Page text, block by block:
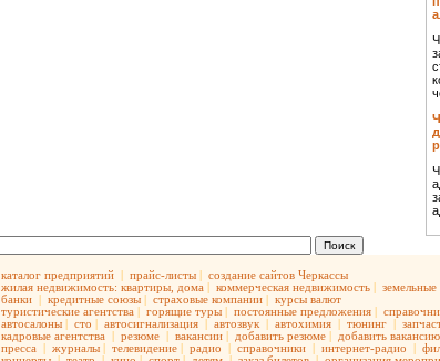
каталог предприятий | прайс-листы | создание сайтов Черкассы
жилая недвижимость: квартиры, дома | коммерческая недвижимость | земельные
банки | кредитные союзы | страховые компании | курсы валют
туристические агентства | горящие туры | постоянные предложения |
автосалоны | сто | автосигнализация | автозвук | автохимия | тюнинг |
кадровые агентства | резюме | вакансии | добавить резюме | добавить вакансию
пресса | журналы | телевидение | радио | справочники | интернет-радио |